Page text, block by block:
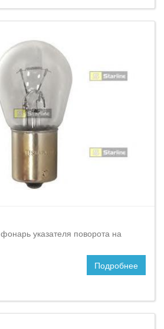
указателя поворота на
Подробнее